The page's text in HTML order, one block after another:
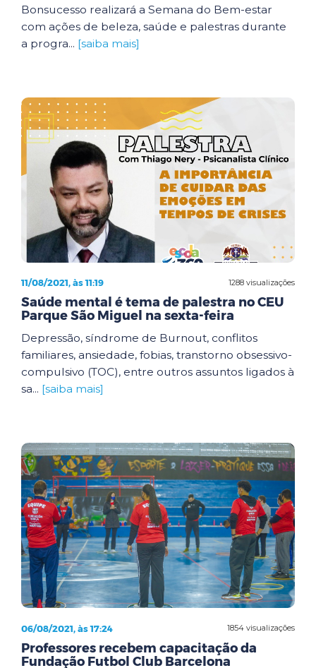
Bonsucesso realizará a Semana do Bem-estar
com ações de beleza, saúde e palestras durante
a progra... [saiba mais]
1288 visualizações
11/08/2021, às 11:19
Saúde mental é tema de palestra no CEU
Parque São Miguel na sexta-feira
Depressão, síndrome de Burnout, conflitos
familiares, ansiedade, fobias, transtorno obsessivo-
compulsivo (TOC), entre outros assuntos ligados à
sa... [saiba mais]
1854 visualizações
06/08/2021, às 17:24
Professores recebem capacitação da
Fundação Futbol Club Barcelona